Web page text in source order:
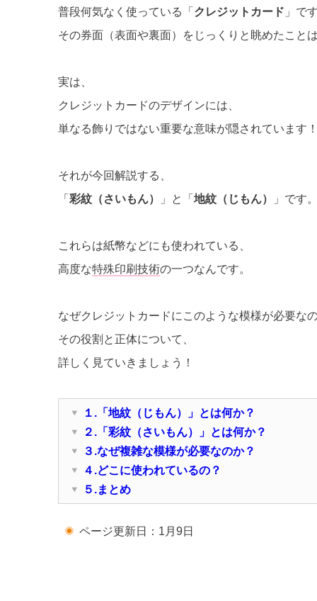
普段何気なく使っている「 クレジットカード 」で
その券面（表面や裏面）をじっくりと眺めたこと
実は、
クレジットカードのデザインには、
単なる飾りではない重要な意味が隠されています
それが今回解説する、
「 彩紋（さいもん） 」と「 地紋（じもん） 」です
これらは紙幣などにも使われている、
高度な特殊印刷技術の一つなんです。
なぜクレジットカードにこのような模様が必要な
その役割と正体について、
詳しく見ていきましょう！
１.「地紋（じもん）」とは何か？
２.「彩紋（さいもん）」とは何か？
３.なぜ複雑な模様が必要なのか？
４.どこに使われているの？
５.まとめ
ページ更新日：1月9日